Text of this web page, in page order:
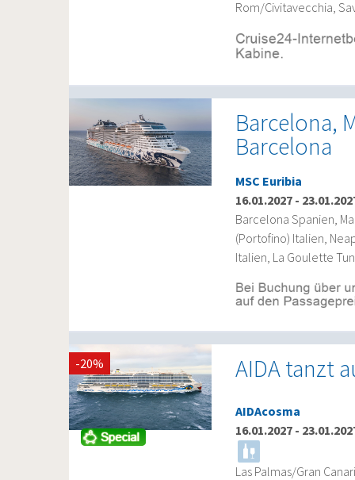
Rom/Civitavecchia,
Barcelona,
Barcelona
MSC Euribia
16.01.2027 -
Barcelona Spanien,
(Portofino) Italien,
Italien, La Goulette
AIDA tanzt
AIDAcosma
16.01.2027 -
Las Palmas/Gran
-20%